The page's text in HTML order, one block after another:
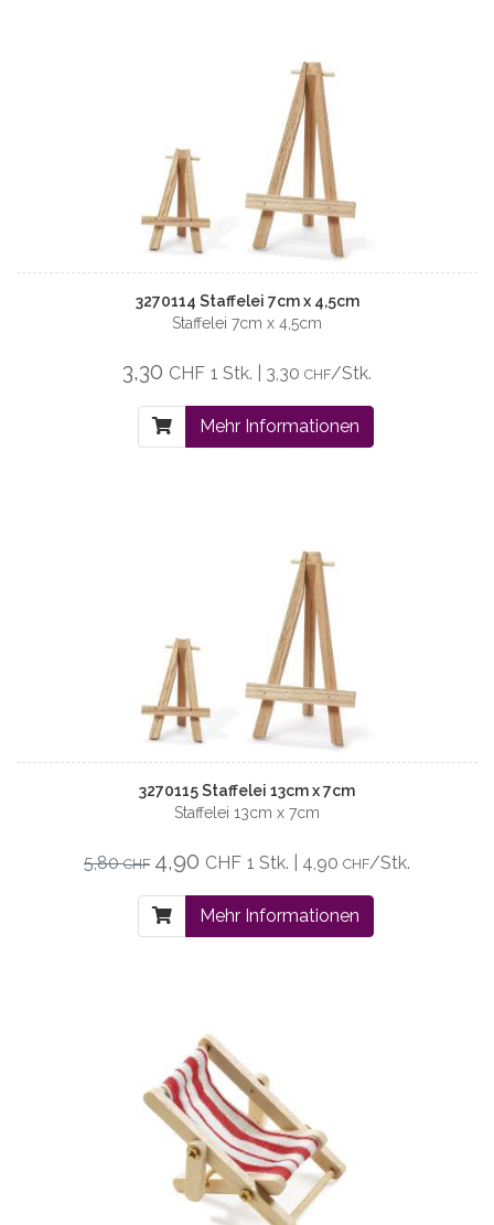
3270114 Staffelei 7cm x 4,5cm
Staffelei 7cm x 4,5cm
3,30 CHF 1 Stk. | 3,30 CHF/Stk.
Mehr Informationen
3270115 Staffelei 13cm x 7cm
Staffelei 13cm x 7cm
5,80CHF 4,90 CHF 1 Stk. | 4,90 CHF/Stk.
Mehr Informationen